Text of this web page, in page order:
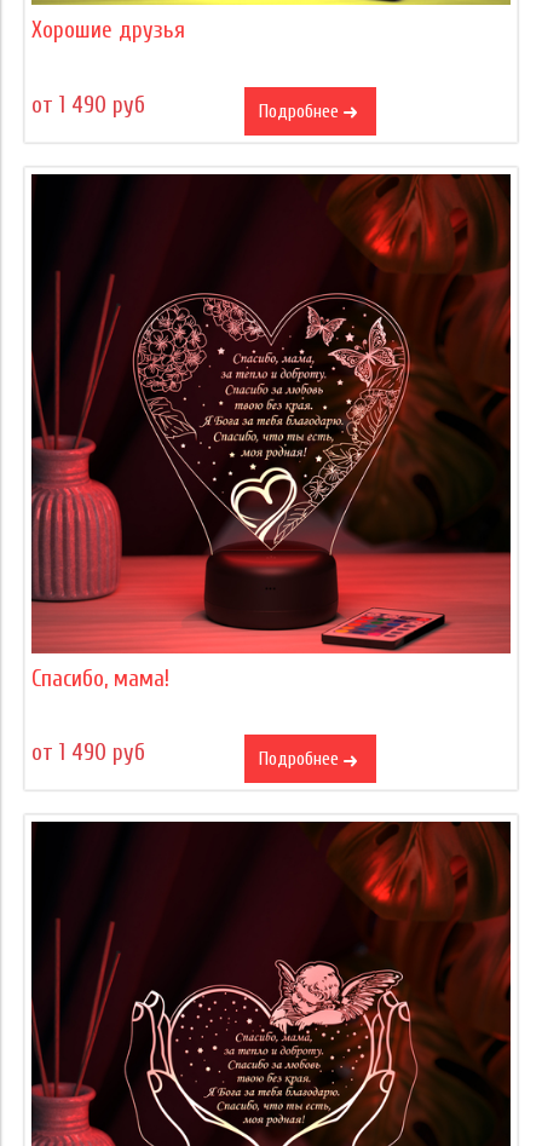
Хорошие друзья
от 1 490 руб Подробнее
Спасибо, мама!
от 1 490 руб Подробнее